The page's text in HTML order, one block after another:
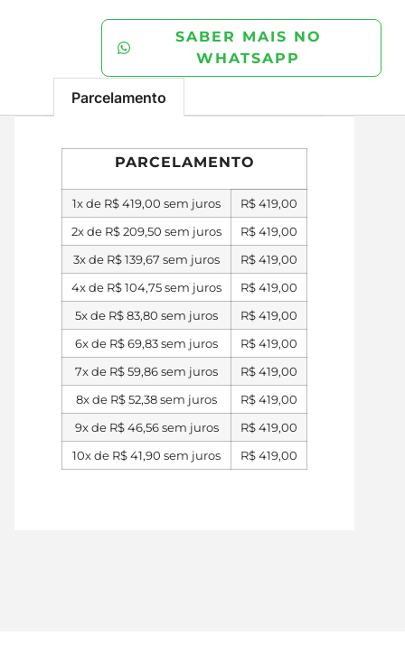
SABER MAIS NO
WHATSAPP
Parcelamento
PARCELAMENTO
1x de R$419,00 sem juros R$419,00
2x de R$209,50 sem juros R$419,00
3x de R$139,67 sem juros R$419,00
4x de R$104,75sem juros R$419,00
5x de R$83,80 sem juros R$419,00
6x de R$69,83sem juros R$419,00
7x de R$59,86sem juros R$419,00
8x de R$52,38sem juros R$419,00
9x de R$46,56sem juros R$419,00
10x de R$41,90 sem juros R$419,00